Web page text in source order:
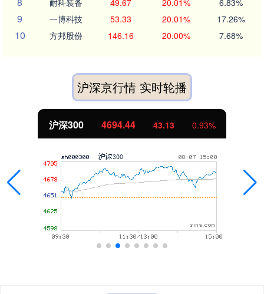
耐科装备 49.67 20.01% 6.83%
9 一博科技 53.33 20.01% 17.26%
10 方邦股份 146.16 20.00% 7.68%
沪深京行情 实时轮播
沪深300 4694.44 43.13 0.93%